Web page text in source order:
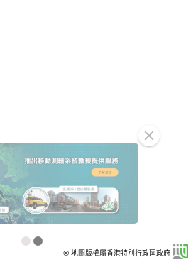
© 地圖版權屬香港特別行政區政府
clear